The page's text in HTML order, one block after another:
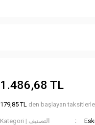
1.486,68 TL
179,85 TL den başlayan
Kategori | التصنيف